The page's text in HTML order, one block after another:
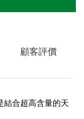
顧客評價
結合超高含量的天